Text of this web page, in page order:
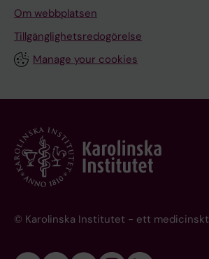
Om webbplatsen
Tillgänglighetsredogörelse
Manage your cookies
© Karolinska Institutet - ett